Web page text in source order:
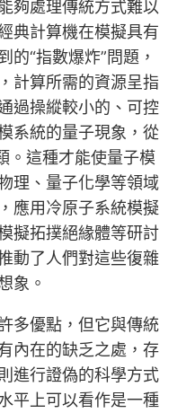
夠處理傳統方式難以
典計算機在模擬具有
的“指數爆炸”問題，
計算所需的資源呈指
過操縱較小的、可控
系統的量子現象，從
。這種才能使量子模
理、量子化學等領域
應用冷原子系統模擬
擬拓撲絕緣體等研討
動了人們對這些復雜
象。
多優點，但它與傳統
內在的缺乏之處，存
進行證偽的科學方式
平上可以看作是一種